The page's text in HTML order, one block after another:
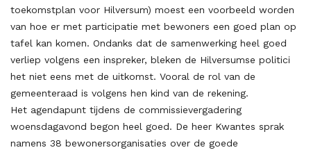
toekomstplan voor Hilversum) moest een voorbeeld worden
van hoe er met participatie met bewoners een goed plan op
tafel kan komen. Ondanks dat de samenwerking heel goed
verliep volgens een inspreker, bleken de Hilversumse politici
het niet eens met de uitkomst. Vooral de rol van de
gemeenteraad is volgens hen kind van de rekening.
Het agendapunt tijdens de commissievergadering
woensdagavond begon heel goed. De heer Kwantes sprak
namens 38 bewonersorganisaties over de goede